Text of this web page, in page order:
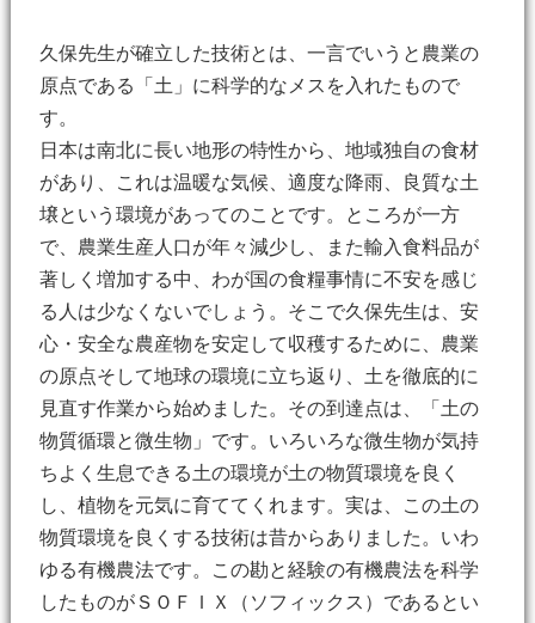
久保先生が確立した技術とは、一言でいうと農業の
原点である「土」に科学的なメスを入れたもので
す。
日本は南北に長い地形の特性から、地域独自の食材
があり、これは温暖な気候、適度な降雨、良質な土
壌という環境があってのことです。ところが一方
で、農業生産人口が年々減少し、また輸入食料品が
著しく増加する中、わが国の食糧事情に不安を感じ
る人は少なくないでしょう。そこで久保先生は、安
心・安全な農産物を安定して収穫するために、農業
の原点そして地球の環境に立ち返り、土を徹底的に
見直す作業から始めました。その到達点は、「土の
物質循環と微生物」です。いろいろな微生物が気持
ちよく生息できる土の環境が土の物質環境を良く
し、植物を元気に育ててくれます。実は、この土の
物質環境を良くする技術は昔からありました。いわ
ゆる有機農法です。この勘と経験の有機農法を科学
したものがＳＯＦＩＸ（ソフィックス）であるとい